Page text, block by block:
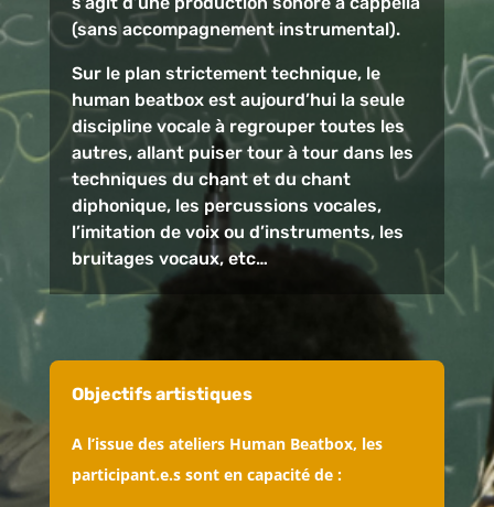
(sans accompagnement instrumental).
Sur le plan strictement technique, le
human beatbox est aujourd’hui la seule
discipline vocale à regrouper toutes les
autres, allant puiser tour à tour dans les
techniques du chant et du chant
diphonique, les percussions vocales,
l’imitation de voix ou d’instruments, les
bruitages vocaux, etc…
Objectifs artistiques
A l’issue des ateliers Human Beatbox, les
participant.e.s sont en capacité de :